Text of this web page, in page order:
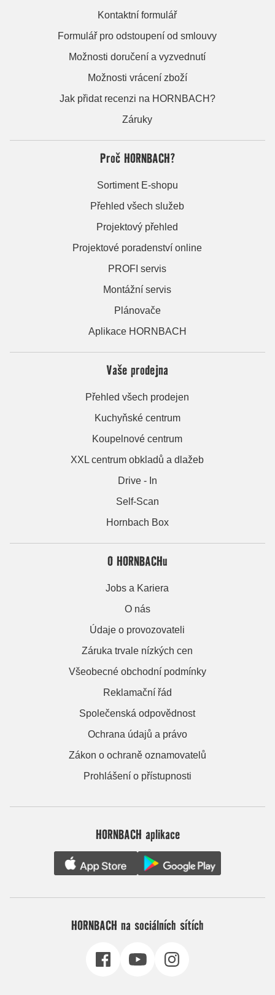
Kontaktní formulář
Formulář pro odstoupení od smlouvy
Možnosti doručení a vyzvednutí
Možnosti vrácení zboží
Jak přidat recenzi na HORNBACH?
Záruky
Proč HORNBACH?
Sortiment E-shopu
Přehled všech služeb
Projektový přehled
Projektové poradenství online
PROFI servis
Montážní servis
Plánovače
Aplikace HORNBACH
Vaše prodejna
Přehled všech prodejen
Kuchyňské centrum
Koupelnové centrum
XXL centrum obkladů a dlažeb
Drive - In
Self-Scan
Hornbach Box
O HORNBACHu
Jobs a Kariera
O nás
Údaje o provozovateli
Záruka trvale nízkých cen
Všeobecné obchodní podmínky
Reklamační řád
Společenská odpovědnost
Ochrana údajů a právo
Zákon o ochraně oznamovatelů
Prohlášení o přístupnosti
HORNBACH aplikace
HORNBACH na sociálních sítích